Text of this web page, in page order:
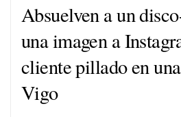
Absuelven a un
una imagen a
cliente pillado en
Vigo